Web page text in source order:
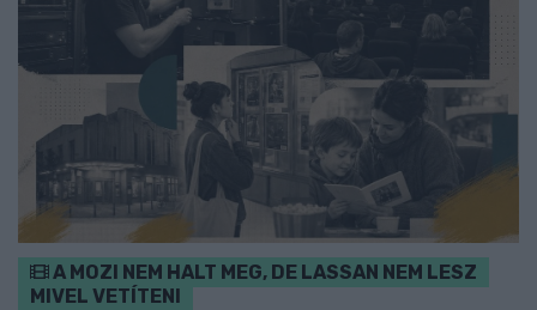
A MOZI NEM HALT MEG, DE LASSAN NEM LESZ
MIVEL VETÍTENI